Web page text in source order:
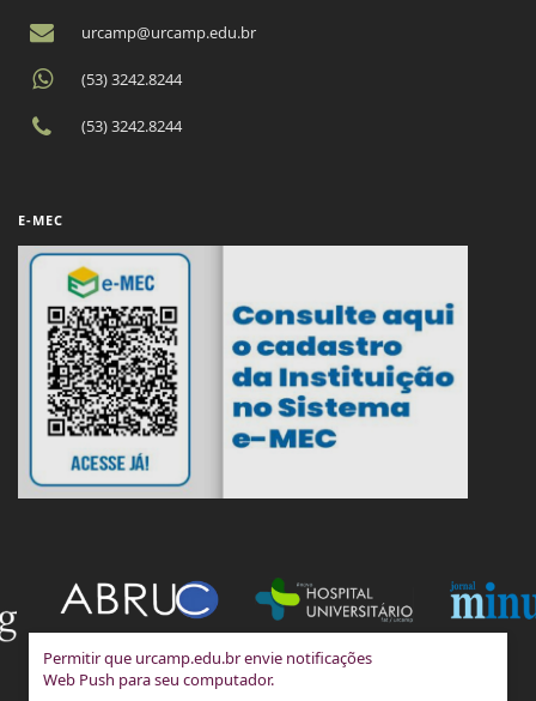
Permitir que urcamp.edu.br envie notificações
Web Push para seu computador.
urcamp@urcamp.edu.br
(53) 3242.8244
(53) 3242.8244
E-MEC